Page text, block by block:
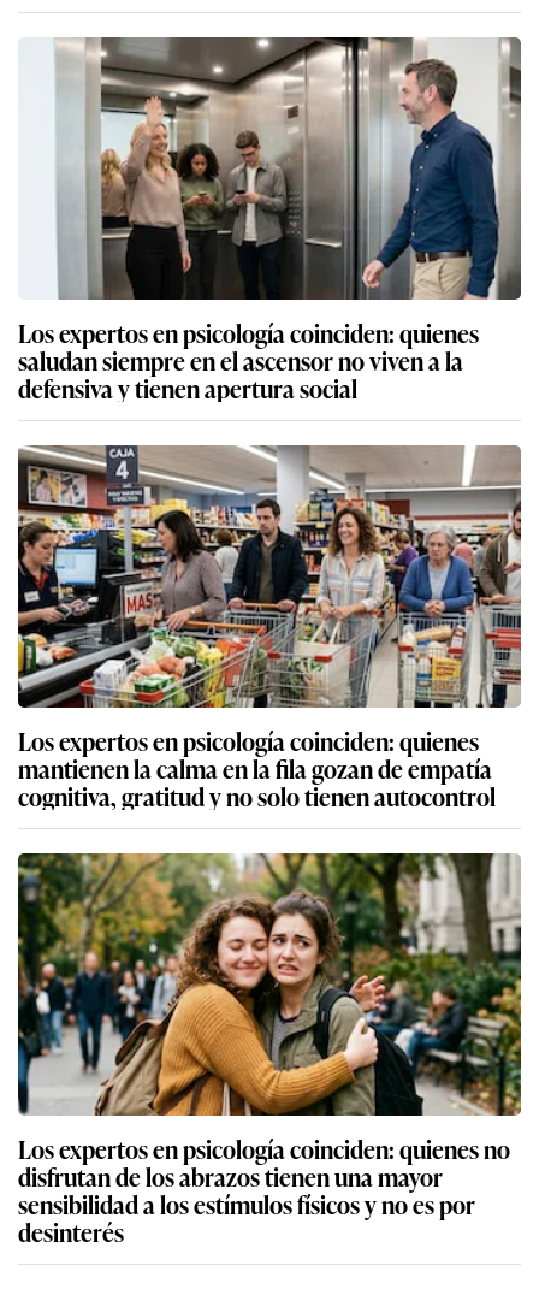
Los expertos en psicología coinciden: quienes
saludan siempre en el ascensor no viven a la
defensiva y tienen apertura social
Los expertos en psicología coinciden: quienes
mantienen la calma en la fila gozan de empatía
cognitiva, gratitud y no solo tienen autocontrol
Los expertos en psicología coinciden: quienes no
disfrutan de los abrazos tienen una mayor
sensibilidad a los estímulos físicos y no es por
desinterés